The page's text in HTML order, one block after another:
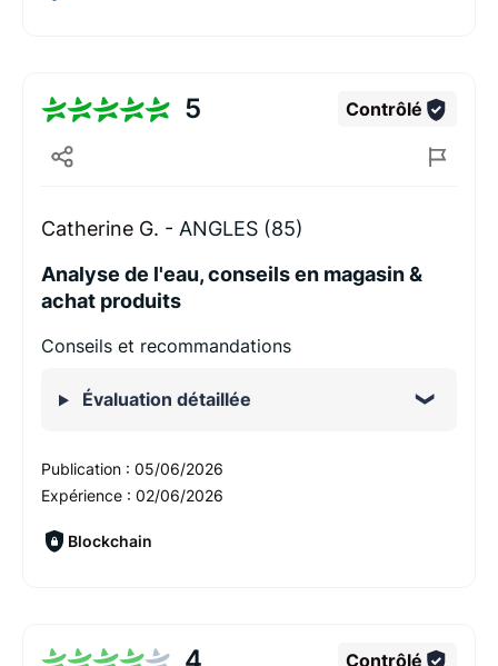
5 Contrôlé
Catherine G. - ANGLES (85)
Analyse de l'eau, conseils en magasin &
achat produits
Conseils et recommandations
Évaluation détaillée
Publication : 05/06/2026
Expérience : 02/06/2026
Blockchain
Contrôlé